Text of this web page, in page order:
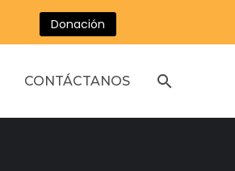
Donación
CONTÁCTANOS